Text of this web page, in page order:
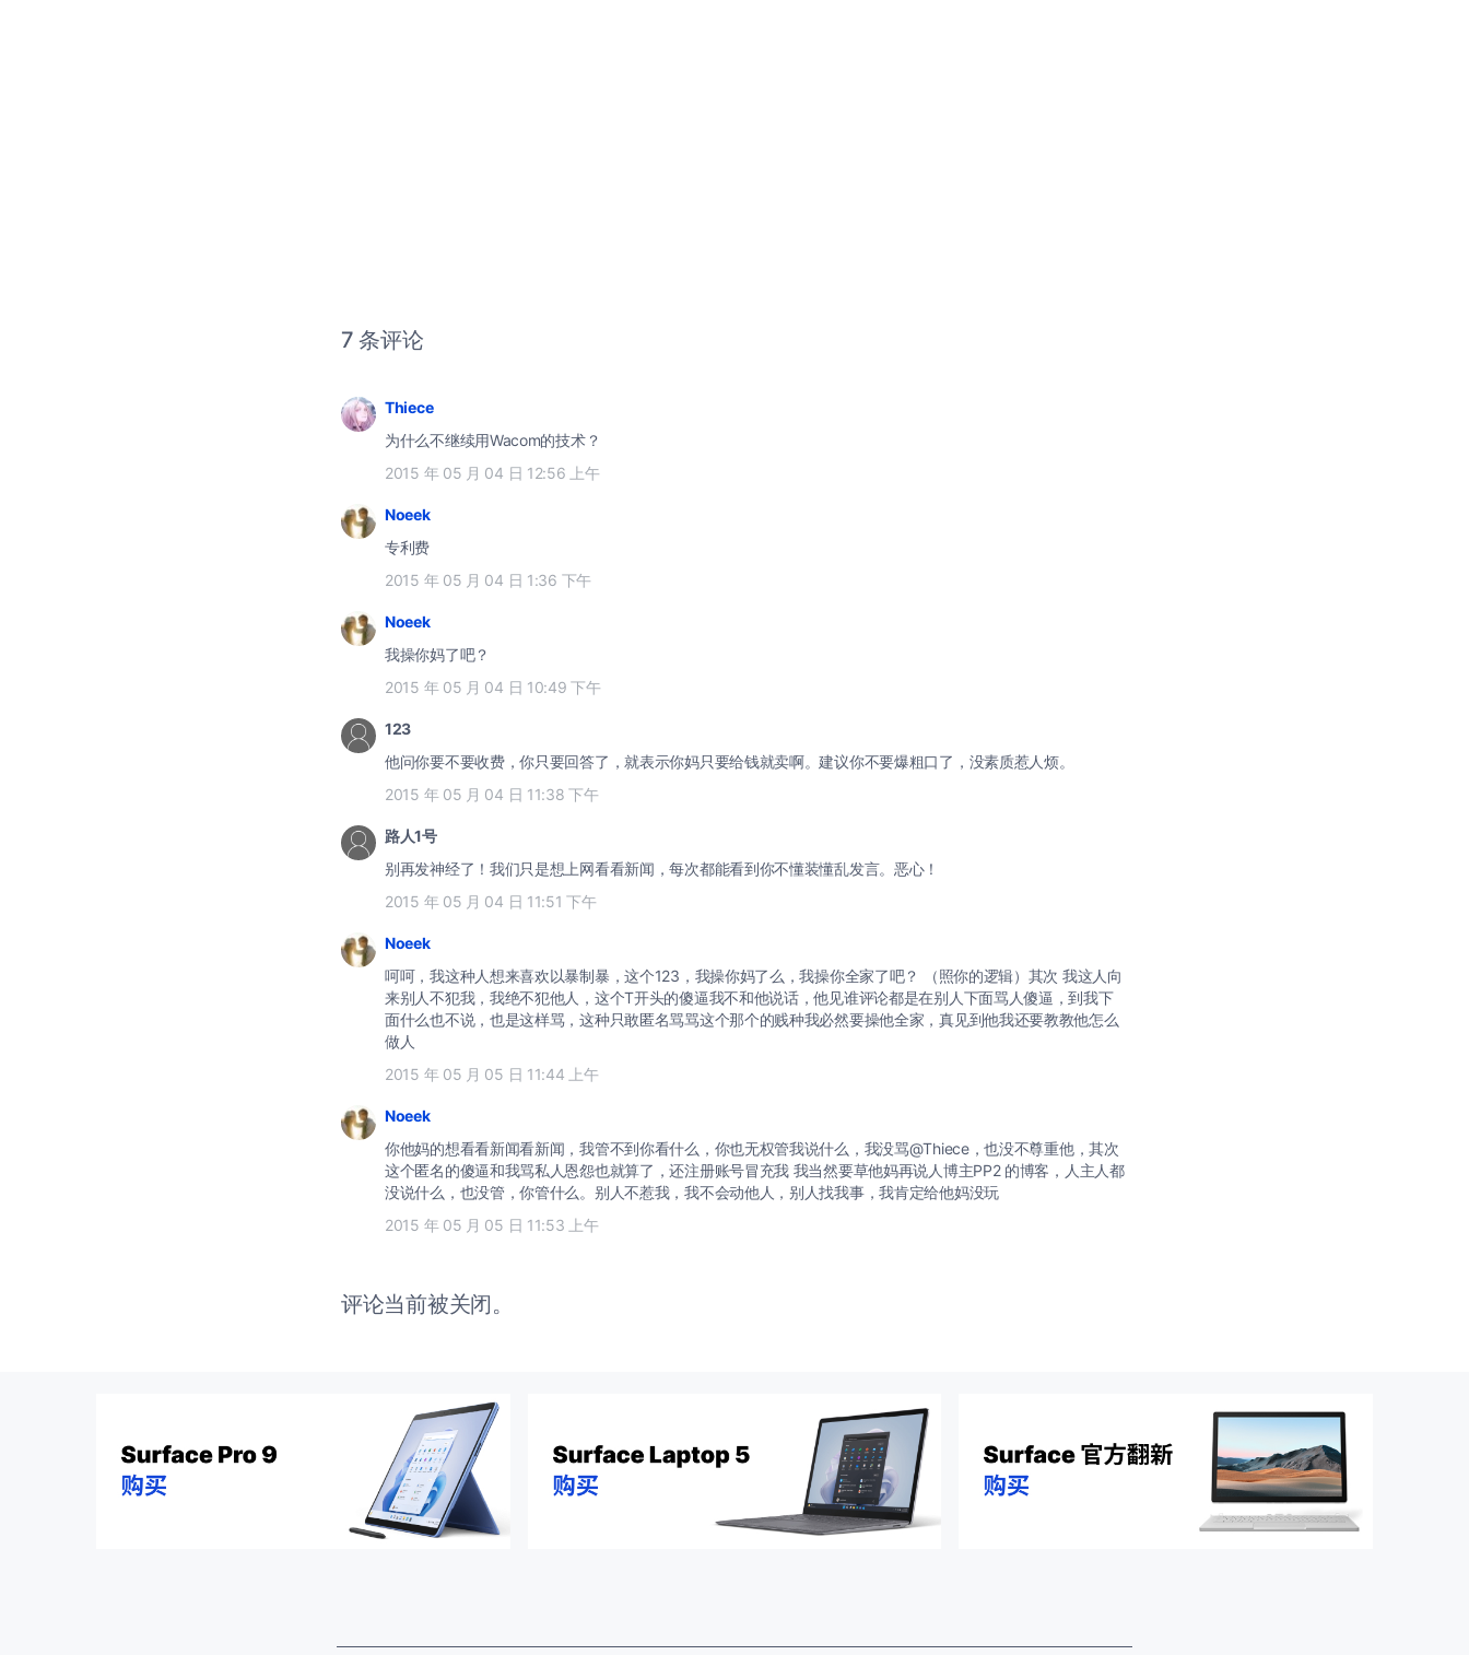
7 条评论
Thiece
为什么不继续用Wacom的技术？
2015 年 05 月 04 日 12:56 上午
Noeek
专利费
2015 年 05 月 04 日 1:36 下午
Noeek
我操你妈了吧？
2015 年 05 月 04 日 10:49 下午
123
他问你要不要收费，你只要回答了，就表示你妈只要给钱就卖啊。建议你不要爆粗口了，没素质惹人烦。
2015 年 05 月 04 日 11:38 下午
路人1号
别再发神经了！我们只是想上网看看新闻，每次都能看到你不懂装懂乱发言。恶心！
2015 年 05 月 04 日 11:51 下午
Noeek
呵呵，我这种人想来喜欢以暴制暴，这个123，我操你妈了么，我操你全家了吧？ （照你的逻辑）其次 我这人向
来别人不犯我，我绝不犯他人，这个T开头的傻逼我不和他说话，他见谁评论都是在别人下面骂人傻逼，到我下
面什么也不说，也是这样骂，这种只敢匿名骂骂这个那个的贱种我必然要操他全家，真见到他我还要教教他怎么
做人
2015 年 05 月 05 日 11:44 上午
Noeek
你他妈的想看看新闻看新闻，我管不到你看什么，你也无权管我说什么，我没骂@Thiece，也没不尊重他，其次
这个匿名的傻逼和我骂私人恩怨也就算了，还注册账号冒充我 我当然要草他妈再说人博主PP2 的博客，人主人都
没说什么，也没管，你管什么。别人不惹我，我不会动他人，别人找我事，我肯定给他妈没玩
2015 年 05 月 05 日 11:53 上午
评论当前被关闭。